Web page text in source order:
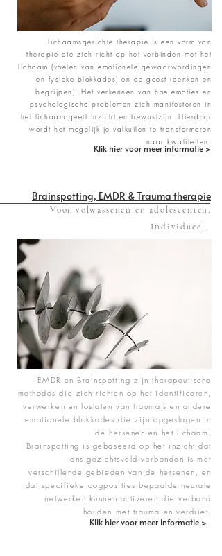
Lichaamsgerichte therapie is een vorm van
therapie die zich richt op het verbinden met het
lichaam (voelen van emotionele gewaarwordingen
en fysieke blokkades) en de geest (denken en
begrijpen). Het verkennen van hoe emoties en
psychologische problemen zich manifesteren in
het lichaam geeft inzicht en bewustzijn. Hierdoor
wordt het mogelijk je valkuilen te transformeren
naar kwaliteiten.
Klik hier voor meer informatie >
Brainspotting, EMDR & Trauma therapie
Voor volwassenen en adolescenten.
Individueel.
EMDR en Brainspotting zijn therapeutische
methodes die zich richten op het identificeren,
verwerken en loslaten van trauma's en andere
emotionele blokkades die zijn opgeslagen in
de hersenen en het lichaam.
Brainspotting is gebaseerd op het inzicht dat
ons gezichtsveld verbonden is met
verschillende gebieden van de hersenen, en
dat specifieke oogposities bepaalde neurale
netwerken kunnen activeren die verband
houden met trauma en verdriet.
Klik hier voor meer informatie >